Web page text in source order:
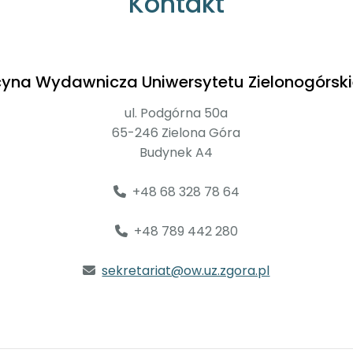
Wydawnicza Uniwersytetu
ul. Podgórna 50a
65-246 Zielona Góra
Budynek A4
+48 68 328 78 64
+48 789 442 280
sekretariat@ow.uz.zgora.pl